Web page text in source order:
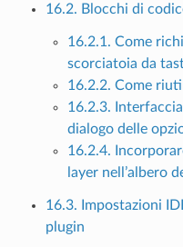
16.2. Blocchi di
16.2.1. Come
scorciatoia da
16.2.2. Come
16.2.3.
dialogo delle
16.2.4.
layer nell’albero
16.3. Impostazioni
plugin